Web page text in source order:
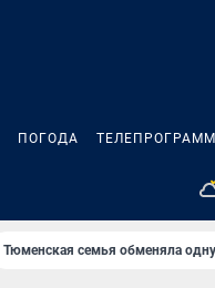
ПОГОДА
Тюменская семья обменяла